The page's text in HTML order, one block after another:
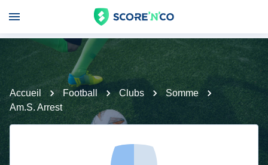
Accueil Football Clubs
Somme
Am.S. Arrest